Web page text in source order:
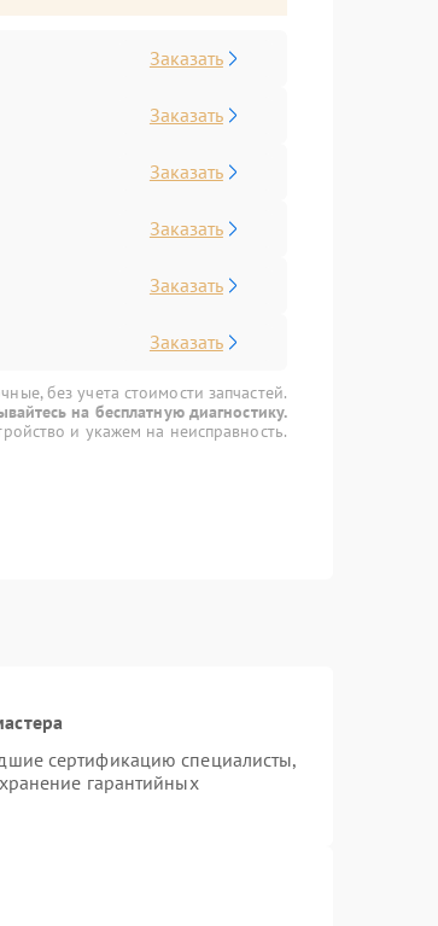
Заказать
Заказать
Заказать
Заказать
Заказать
Заказать
без учета стоимости запчастей.
на бесплатную диагностику.
и укажем на неисправность.
сертификацию специалисты,
гарантийных